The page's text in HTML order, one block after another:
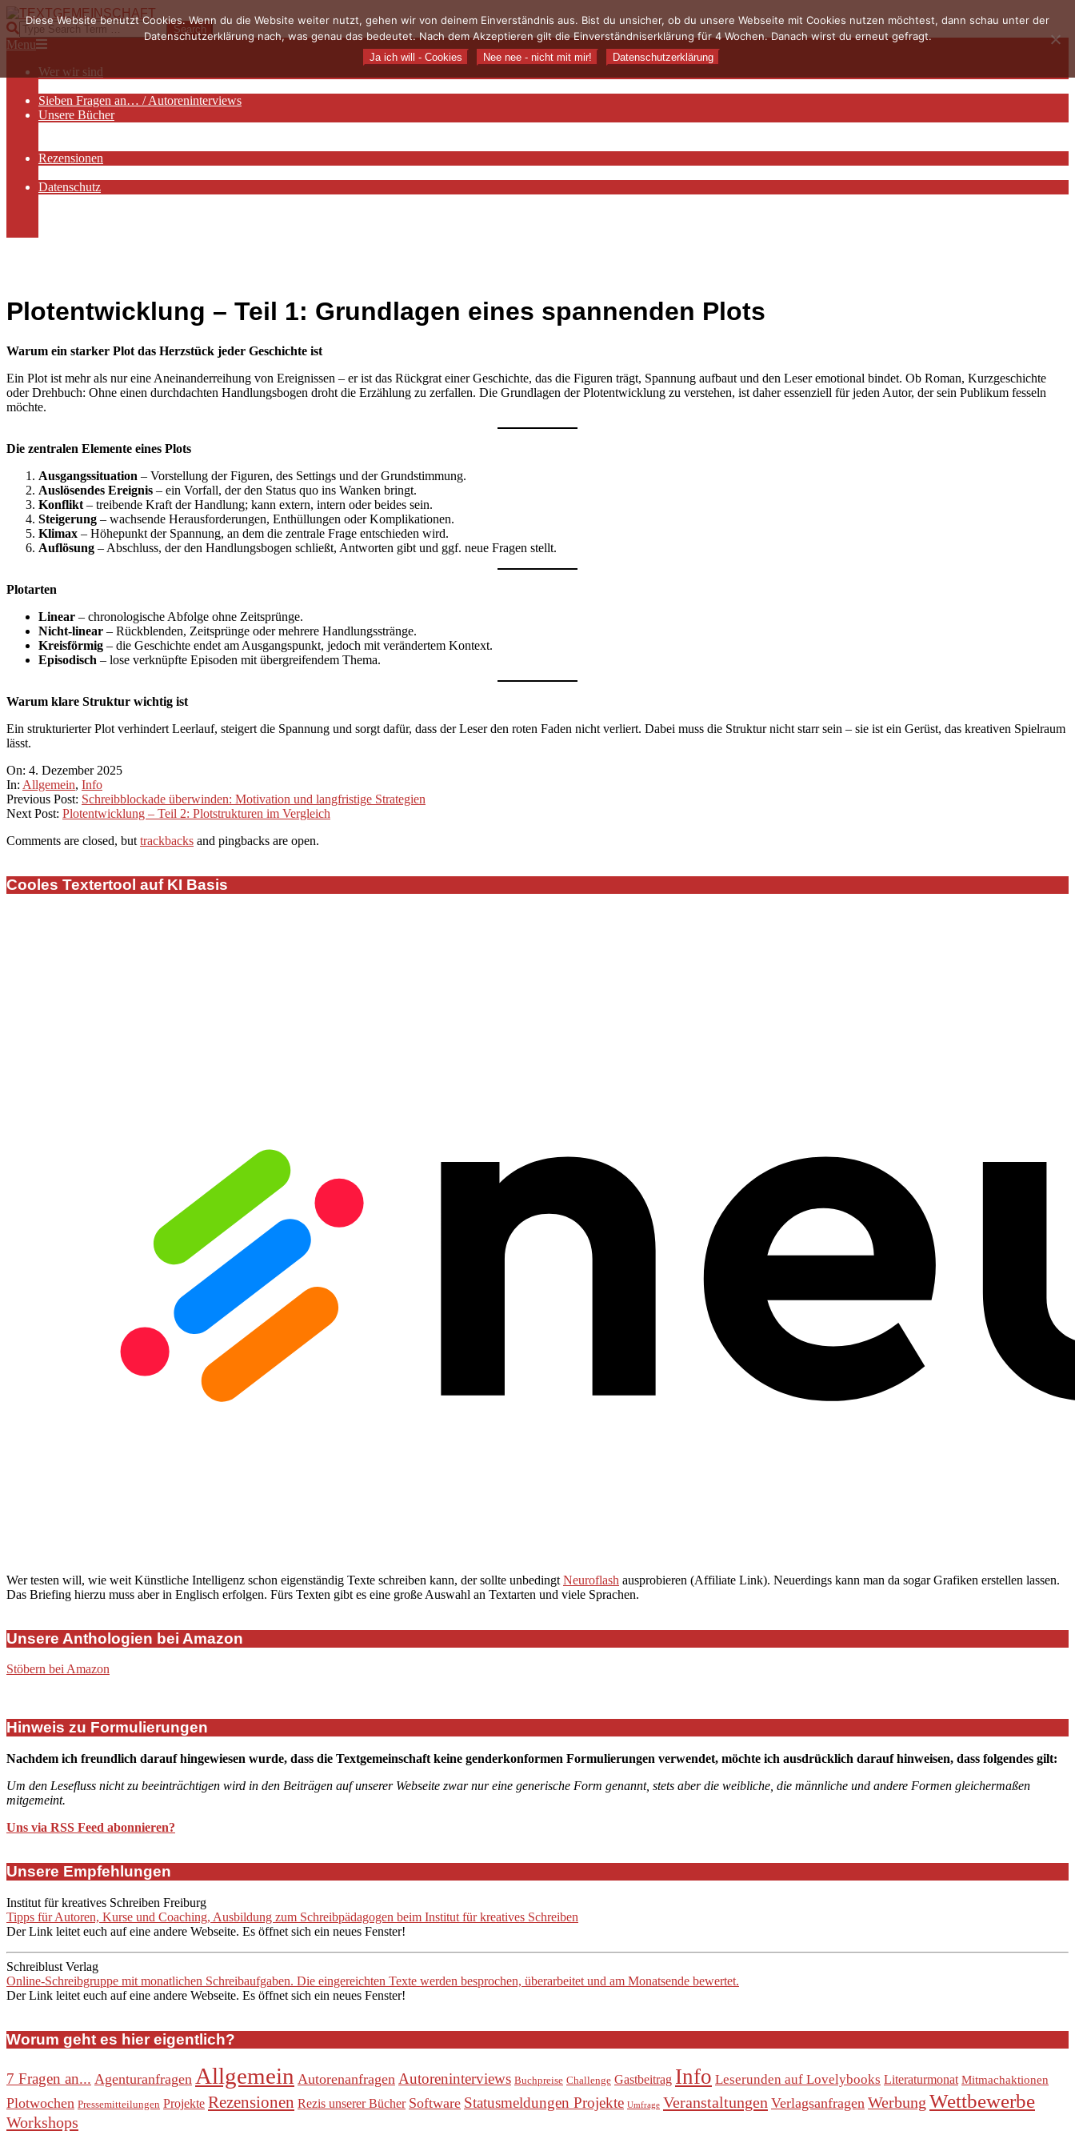
Skip
to
content
TEXTGEMEINSCHAFT
Search
Primary
Menu
Menu
Wer wir sind
Sieben Fragen an… / Autoreninterviews
Unsere Bücher
Rezensionen
Datenschutz
Plotentwicklung – Teil 1: Grundlagen eines spannenden Plots
Warum ein starker Plot das Herzstück jeder Geschichte ist
Ein Plot ist mehr als nur eine Aneinanderreihung von Ereignissen – er ist das Rückgrat einer Geschichte, das die Figuren trägt, Spannung aufbaut und den Leser emotional bindet. Ob Roman, Kurzgeschichte
oder Drehbuch: Ohne einen durchdachten Handlungsbogen droht die Erzählung zu zerfallen. Die Grundlagen der Plotentwicklung zu verstehen, ist daher essenziell für jeden Autor, der sein Publikum fesseln
möchte.
Die zentralen Elemente eines Plots
Ausgangssituation – Vorstellung der Figuren, des Settings und der Grundstimmung.
Auslösendes Ereignis – ein Vorfall, der den Status quo ins Wanken bringt.
Konflikt – treibende Kraft der Handlung; kann extern, intern oder beides sein.
Steigerung – wachsende Herausforderungen, Enthüllungen oder Komplikationen.
Klimax – Höhepunkt der Spannung, an dem die zentrale Frage entschieden wird.
Auflösung – Abschluss, der den Handlungsbogen schließt, Antworten gibt und ggf. neue Fragen stellt.
Plotarten
Linear – chronologische Abfolge ohne Zeitsprünge.
Nicht-linear – Rückblenden, Zeitsprünge oder mehrere Handlungsstränge.
Kreisförmig – die Geschichte endet am Ausgangspunkt, jedoch mit verändertem Kontext.
Episodisch – lose verknüpfte Episoden mit übergreifendem Thema.
Warum klare Struktur wichtig ist
Ein strukturierter Plot verhindert Leerlauf, steigert die Spannung und sorgt dafür, dass der Leser den roten Faden nicht verliert. Dabei muss die Struktur nicht starr sein – sie ist ein Gerüst, das kreativen Spielraum
lässt.
2025-
12-
04
On: 4. Dezember 2025
In: Allgemein, Info
Previous Post: Schreibblockade überwinden: Motivation und langfristige Strategien
Next Post: Plotentwicklung – Teil 2: Plotstrukturen im Vergleich
Comments are closed, but trackbacks and pingbacks are open.
Cooles Textertool auf KI Basis
Wer testen will, wie weit Künstliche Intelligenz schon eigenständig Texte schreiben kann, der sollte unbedingt Neuroflash ausprobieren (Affiliate Link). Neuerdings kann man da sogar Grafiken erstellen lassen.
Das Briefing hierzu muss aber in Englisch erfolgen. Fürs Texten gibt es eine große Auswahl an Textarten und viele Sprachen.
Unsere Anthologien bei Amazon
Stöbern bei Amazon
Hinweis zu Formulierungen
Nachdem ich freundlich darauf hingewiesen wurde, dass die Textgemeinschaft keine genderkonformen Formulierungen verwendet, möchte ich ausdrücklich darauf hinweisen, dass folgendes gilt:
Um den Lesefluss nicht zu beeinträchtigen wird in den Beiträgen auf unserer Webseite zwar nur eine generische Form genannt, stets aber die weibliche, die männliche und andere Formen gleichermaßen
mitgemeint.
Uns via RSS Feed abonnieren?
Unsere Empfehlungen
Institut für kreatives Schreiben Freiburg
Tipps für Autoren, Kurse und Coaching, Ausbildung zum Schreibpädagogen beim Institut für kreatives Schreiben
Der Link leitet euch auf eine andere Webseite. Es öffnet sich ein neues Fenster!
Schreiblust Verlag
Online-Schreibgruppe mit monatlichen Schreibaufgaben. Die eingereichten Texte werden besprochen, überarbeitet und am Monatsende bewertet.
Der Link leitet euch auf eine andere Webseite. Es öffnet sich ein neues Fenster!
Worum geht es hier eigentlich?
7 Fragen an... Agenturanfragen Allgemein Autorenanfragen Autoreninterviews Buchpreise Challenge Gastbeitrag Info Leserunden auf Lovelybooks Literaturmonat Mitmachaktionen
Plotwochen Pressemitteilungen Projekte Rezensionen Rezis unserer Bücher Software Statusmeldungen Projekte Umfrage Veranstaltungen Verlagsanfragen Werbung Wettbewerbe
Workshops
Diese Website benutzt Cookies. Wenn du die Website weiter nutzt, gehen wir von deinem Einverständnis aus. Bist du unsicher, ob du unsere Webseite mit Cookies nutzen möchtest, dann schau unter der
Datenschutzerklärung nach, was genau das bedeutet. Nach dem Akzeptieren gilt die Einverständniserklärung für 4 Wochen. Danach wirst du erneut gefragt.
Ja ich will - Cookies Nee nee - nicht mit mir! Datenschutzerklärung